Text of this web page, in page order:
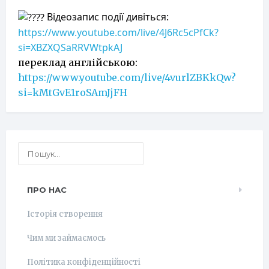
Відеозапис події дивіться:
https://www.youtube.com/live/4J6Rc5cPfCk?
si=XBZXQSaRRVWtpkAJ
переклад англійською:
https://www.youtube.com/live/4vurlZBKkQw?
si=kMtGvE1roSAmJjFH
ПРО НАС
Історія створення
Чим ми займаємось
Політика конфіденційності